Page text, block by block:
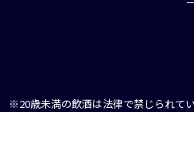
※20歳未満の飲酒は法律で禁じられてい